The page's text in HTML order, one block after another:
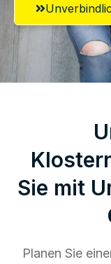
Sie mit
Planen Sie